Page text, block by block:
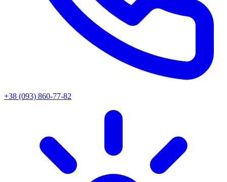
+38 (093) 860-77-82